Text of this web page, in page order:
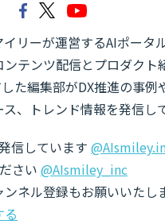
リーが運営するAIポータ
テンツ配信とプロダクト
た編集部がDX推進の事
、トレンド情報を発信し
信しています
さい @AIsmiley_inc
ネル登録もお願いいたし
る